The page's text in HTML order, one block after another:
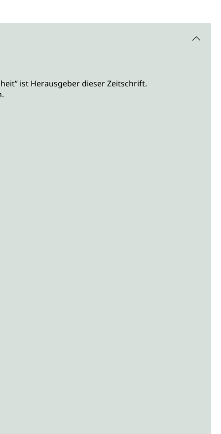
ist Herausgeber dieser Zeitschrift.